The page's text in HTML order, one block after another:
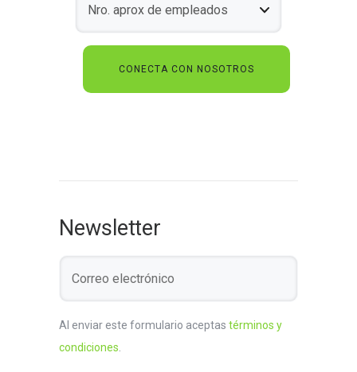
Newsletter
Al enviar este formulario aceptas términos y
condiciones